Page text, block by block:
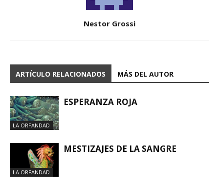
Nestor Grossi
ARTÍCULO RELACIONADOS MÁS DEL AUTOR
LA ORFANDAD
ESPERANZA ROJA
LA ORFANDAD
MESTIZAJES DE LA SANGRE